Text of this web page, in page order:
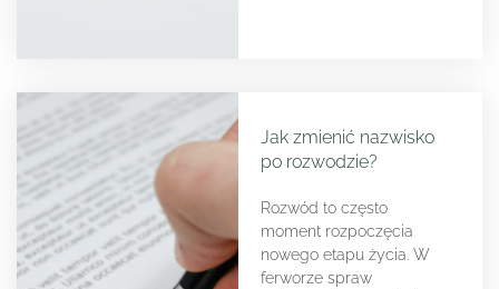
Jak zmienić nazwisko
po rozwodzie?
Rozwód to często
moment rozpoczęcia
nowego etapu życia. W
ferworze spraw